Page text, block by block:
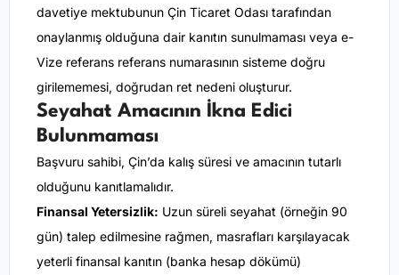
davetiye mektubunun Çin Ticaret Odası tarafından
onaylanmış olduğuna dair kanıtın sunulmaması veya e-
Vize referans referans numarasının sisteme doğru
girilememesi, doğrudan ret nedeni oluşturur.
Seyahat Amacının İkna Edici
Bulunmaması
Başvuru sahibi, Çin’da kalış süresi ve amacının tutarlı
olduğunu kanıtlamalıdır.
Finansal Yetersizlik: Uzun süreli seyahat (örneğin 90
gün) talep edilmesine rağmen, masrafları karşılayacak
yeterli finansal kanıtın (banka hesap dökümü)